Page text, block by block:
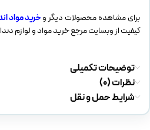
برای مشاهده محصولات دیگر وخرید مواد
کیفیت از وبسایت مرجع خرید مواد و لوازم
توضیحات تکمیلی
نظرات (0)
شرایط حمل و نقل